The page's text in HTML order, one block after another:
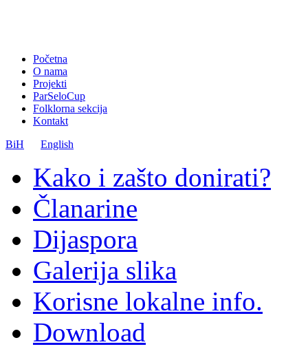
Početna
O nama
Projekti
ParSeloCup
Folklorna sekcija
Kontakt
BiH
English
Kako i zašto donirati?
Članarine
Dijaspora
Galerija slika
Korisne lokalne info.
Download